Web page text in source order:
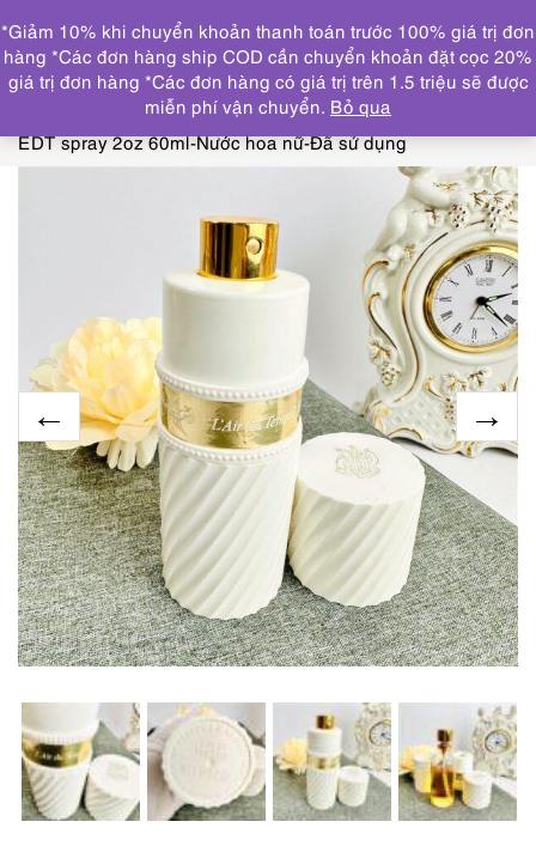
DANH MỤC
Trang chủ NƯỚC HOA
NINA RICCI, JEAN PATOU,
MADAME ROCHAS
6346-NINA RICCI L’air du temps
EDT spray 2oz 60ml-Nước hoa nữ-Đã sử dụng
*Giảm 10% khi chuyển khoản thanh toán trước 100% giá trị đơn
hàng *Các đơn hàng ship COD cần chuyển khoản đặt cọc 20%
giá trị đơn hàng *Các đơn hàng có giá trị trên 1.5 triệu sẽ được
miễn phí vận chuyển. Bỏ qua